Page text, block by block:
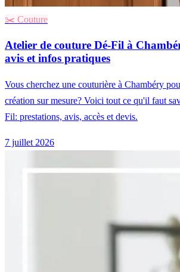
✂️ Couture
Atelier de couture Dé-Fil à
avis et infos pratiques
Vous cherchez une couturière à Chambéry
création sur mesure? Voici tout ce qu'il faut
Fil: prestations, avis, accès et devis.
7 juillet 2026